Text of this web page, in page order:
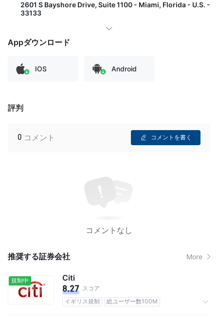
2601 S Bayshore Drive, Suite 1100 - Miami, Florida - U.S. -
33133
Appダウンロード
IOS Android
評判
0 コメント コメントを書く
コメントなし
推奨する証券会社 More
規制中 Citi
8.27 スコア
イギリス規制
総ユーザー数100M